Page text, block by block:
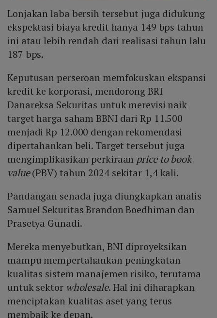
Lonjakan laba bersih tersebut juga didukung
ekspektasi biaya kredit hanya 149 bps tahun
ini atau lebih rendah dari realisasi tahun lalu
187 bps.
Keputusan perseroan memfokuskan ekspansi
kredit ke korporasi, mendorong BRI
Danareksa Sekuritas untuk merevisi naik
target harga saham BBNI dari Rp 11.500
menjadi Rp 12.000 dengan rekomendasi
dipertahankan beli. Target tersebut juga
mengimplikasikan perkiraan price to book
value(PBV) tahun 2024 sekitar 1,4 kali.
Pandangan senada juga diungkapkan analis
Samuel Sekuritas Brandon Boedhiman dan
Prasetya Gunadi.
Mereka menyebutkan, BNI diproyeksikan
mampu mempertahankan peningkatan
kualitas sistem manajemen risiko, terutama
untuk sektor wholesale. Hal ini diharapkan
menciptakan kualitas aset yang terus
membaik ke depan.